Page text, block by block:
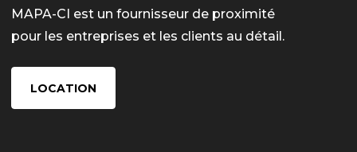
MAPA-CI est un fournisseur de proximité
pour les entreprises et les clients au détail.
LOCATION